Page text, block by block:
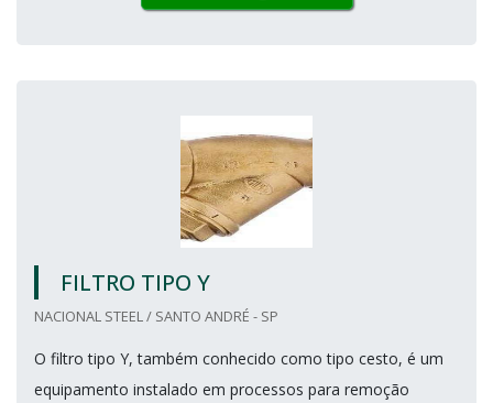
FILTRO TIPO Y
NACIONAL STEEL / SANTO ANDRÉ - SP
O filtro tipo Y, também conhecido como tipo cesto, é um
equipamento instalado em processos para remoção